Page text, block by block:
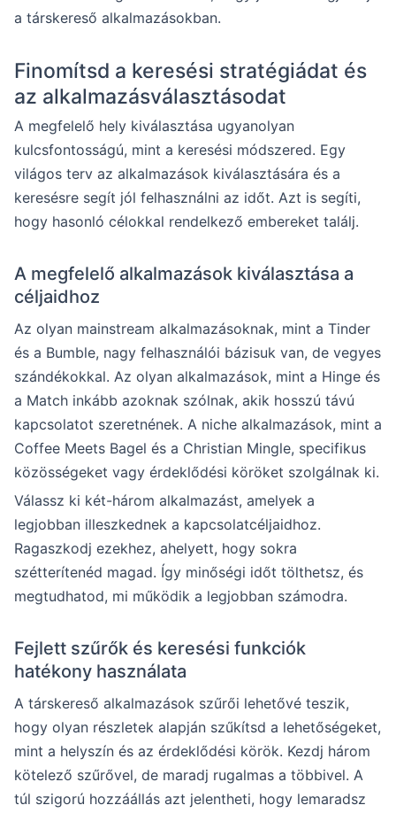
a társkereső alkalmazásokban.
Finomítsd a keresési stratégiádat és
az alkalmazásválasztásodat
A megfelelő hely kiválasztása ugyanolyan
kulcsfontosságú, mint a keresési módszered. Egy
világos terv az alkalmazások kiválasztására és a
keresésre segít jól felhasználni az időt. Azt is segíti,
hogy hasonló célokkal rendelkező embereket találj.
A megfelelő alkalmazások kiválasztása a
céljaidhoz
Az olyan mainstream alkalmazásoknak, mint a Tinder
és a Bumble, nagy felhasználói bázisuk van, de vegyes
szándékokkal. Az olyan alkalmazások, mint a Hinge és
a Match inkább azoknak szólnak, akik hosszú távú
kapcsolatot szeretnének. A niche alkalmazások, mint a
Coffee Meets Bagel és a Christian Mingle, specifikus
közösségeket vagy érdeklődési köröket szolgálnak ki.
Válassz ki két-három alkalmazást, amelyek a
legjobban illeszkednek a kapcsolatcéljaidhoz.
Ragaszkodj ezekhez, ahelyett, hogy sokra
szétterítenéd magad. Így minőségi időt tölthetsz, és
megtudhatod, mi működik a legjobban számodra.
Fejlett szűrők és keresési funkciók
hatékony használata
A társkereső alkalmazások szűrői lehetővé teszik,
hogy olyan részletek alapján szűkítsd a lehetőségeket,
mint a helyszín és az érdeklődési körök. Kezdj három
kötelező szűrővel, de maradj rugalmas a többivel. A
túl szigorú hozzáállás azt jelentheti, hogy lemaradsz